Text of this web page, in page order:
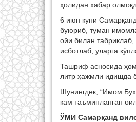
ҳолидан хабар
6 июн куни
буюриб, туман
ойи билан
исботлаб, уларга
Ташриф асносида
литр ҳажмли идишда
Шунингдек, “Имом
кам таъминланган
ЎМИ Самарқанд